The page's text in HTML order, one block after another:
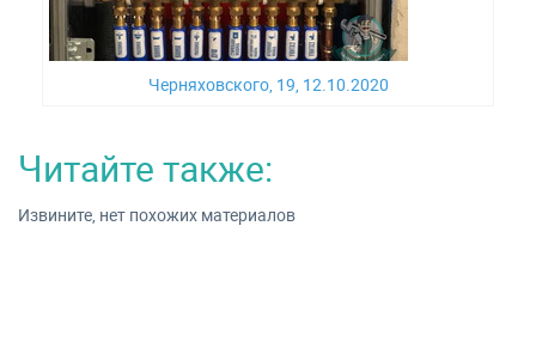
Черняховского, 19, 12.10.2020
Читайте также:
Извините, нет похожих материалов